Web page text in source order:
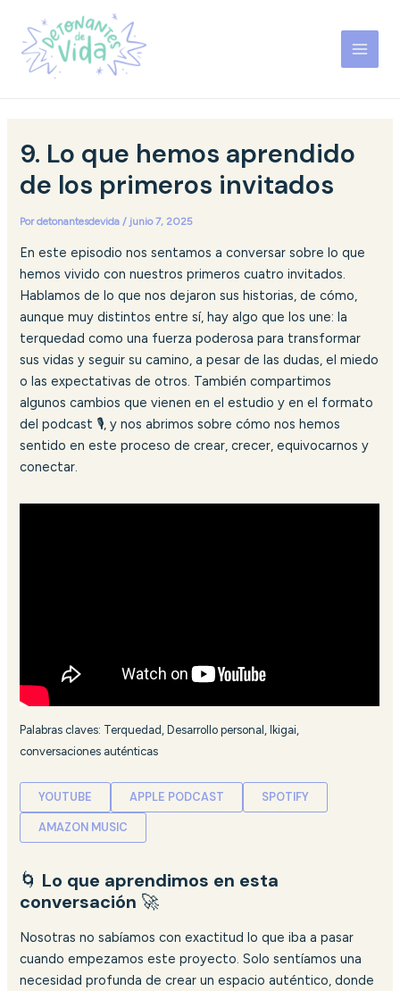
contenido
9. Lo que hemos aprendido
de los primeros invitados
Pordetonantesdevida / junio 7, 2025
En este episodio nos sentamos a conversar sobre lo que
hemos vivido con nuestros primeros cuatro invitados.
Hablamos de lo que nos dejaron sus historias, de cómo,
aunque muy distintos entre sí, hay algo que los une: la
terquedad como una fuerza poderosa para transformar
sus vidas y seguir su camino, a pesar de las dudas, el miedo
o las expectativas de otros. También compartimos
algunos cambios que vienen en el estudio y en el formato
del podcast 🎙️, y nos abrimos sobre cómo nos hemos
sentido en este proceso de crear, crecer, equivocarnos y
conectar.
Palabras claves: Terquedad, Desarrollo personal, Ikigai,
conversaciones auténticas
YOUTUBE APPLE PODCAST
SPOTIFY
AMAZON MUSIC
🌀 Lo que aprendimos en esta
conversación 🚀
Nosotras no sabíamos con exactitud lo que iba a pasar
cuando empezamos este proyecto. Solo sentíamos una
necesidad profunda de crear un espacio auténtico, donde
entradas